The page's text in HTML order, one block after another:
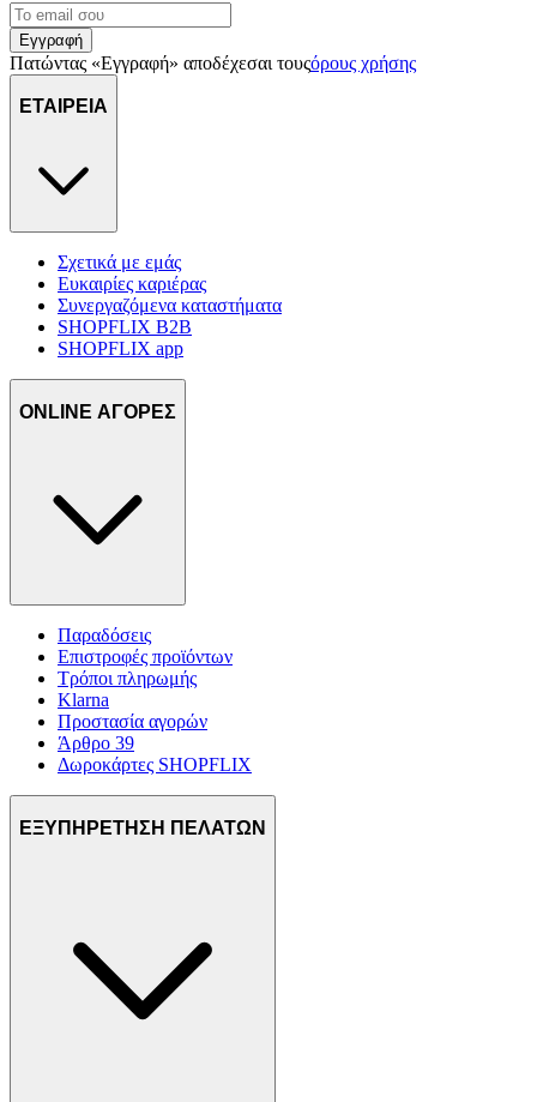
Εγγραφή
Πατώντας «Εγγραφή» αποδέχεσαι τουςόρους χρήσης
ΕΤΑΙΡΕΙΑ
Σχετικά με εμάς
Ευκαιρίες καριέρας
Συνεργαζόμενα καταστήματα
SHOPFLIX B2B
SHOPFLIX app
ONLINE ΑΓΟΡΕΣ
Παραδόσεις
Επιστροφές προϊόντων
Τρόποι πληρωμής
Klarna
Προστασία αγορών
Άρθρο 39
Δωροκάρτες SHOPFLIX
ΕΞΥΠΗΡΕΤΗΣΗ ΠΕΛΑΤΩΝ